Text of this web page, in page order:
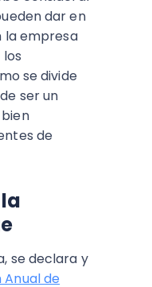
dar en
la empresa
se divide
ser un
de
se declara y
de